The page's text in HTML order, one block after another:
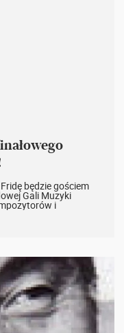
będzie gościem
Gali Muzyki
i
Gothic Suite oparte